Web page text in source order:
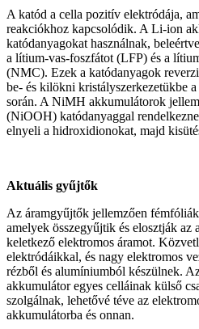
A katód a cella pozitív elektródája,
reakciókhoz kapcsolódik. A Li-ion
katódanyagokat használnak,
a lítium-vas-foszfátot (LFP) és a
(NMC). Ezek a katódanyagok
be- és kilökni kristályszerkezetükbe
során. A NiMH akkumulátorok
(NiOOH) katódanyaggal
elnyeli a hidroxidionokat, majd
Aktuális gyűjtők
Az áramgyűjtők jellemzően
amelyek összegyűjtik és elosztják az
keletkező elektromos áramot.
elektródáikkal, és nagy elektromos
rézből és alumíniumból készülnek.
akkumulátor egyes celláinak külső
szolgálnak, lehetővé téve az
akkumulátorba és onnan.